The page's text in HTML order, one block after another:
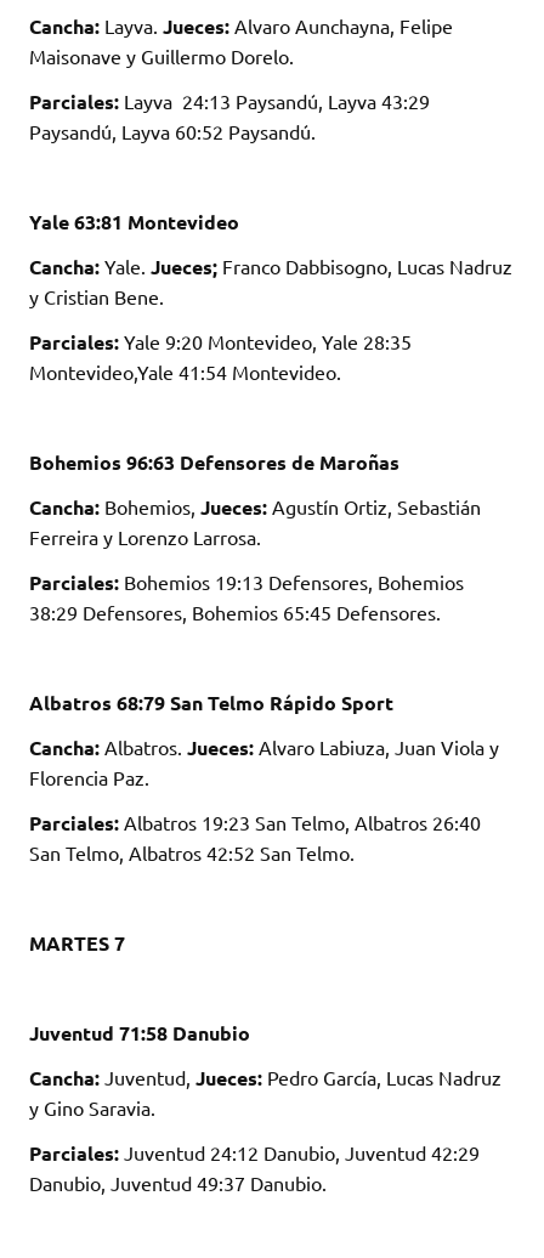
Cancha: Layva. Jueces: Alvaro Aunchayna, Felipe
Maisonave y Guillermo Dorelo.
Parciales: Layva 24:13 Paysandú, Layva 43:29
Paysandú, Layva 60:52 Paysandú.
Yale 63:81 Montevideo
Cancha: Yale. Jueces; Franco Dabbisogno, Lucas Nadruz
y Cristian Bene.
Parciales: Yale 9:20 Montevideo, Yale 28:35
Montevideo,Yale 41:54 Montevideo.
Bohemios 96:63 Defensores de Maroñas
Cancha: Bohemios, Jueces: Agustín Ortiz, Sebastián
Ferreira y Lorenzo Larrosa.
Parciales: Bohemios 19:13 Defensores, Bohemios
38:29 Defensores, Bohemios 65:45 Defensores.
Albatros 68:79 San Telmo Rápido Sport
Cancha: Albatros. Jueces: Alvaro Labiuza, Juan Viola y
Florencia Paz.
Parciales: Albatros 19:23 San Telmo, Albatros 26:40
San Telmo, Albatros 42:52 San Telmo.
MARTES 7
Juventud 71:58 Danubio
Cancha: Juventud, Jueces: Pedro García, Lucas Nadruz
y Gino Saravia.
Parciales: Juventud 24:12 Danubio, Juventud 42:29
Danubio, Juventud 49:37 Danubio.